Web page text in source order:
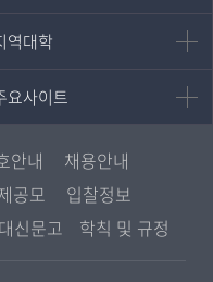
원
영대학원
역대학
역대학
대학 포털
울지역대학
경북지역대학
지역대학
전남지역대학
요사이트
요사이트
링
심리상담
정보화본부
대학육성사업
안내
채용안내
공모
입찰정보
신문고 학칙 및 규정